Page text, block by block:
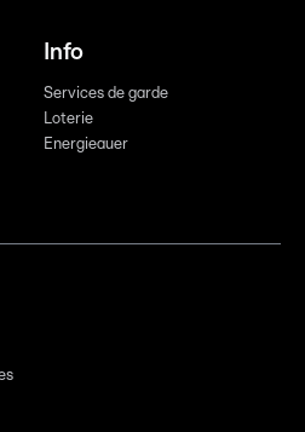
Info
Services de garde
Loterie
Energieauer